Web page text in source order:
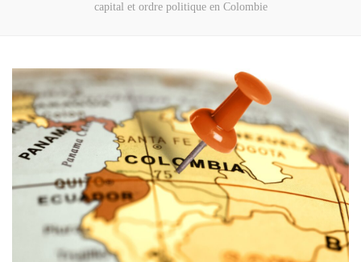
capital et ordre politique en Colombie